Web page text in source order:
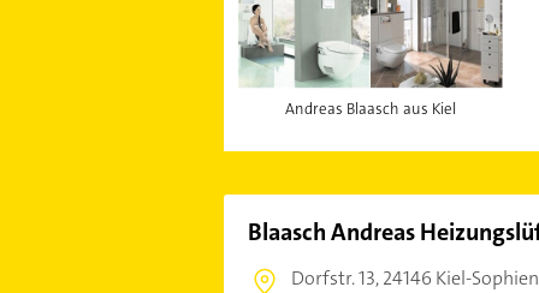
Andreas Blaasch aus Kiel
Blaasch Andreas
Dorfstr. 13,24146 Kiel-